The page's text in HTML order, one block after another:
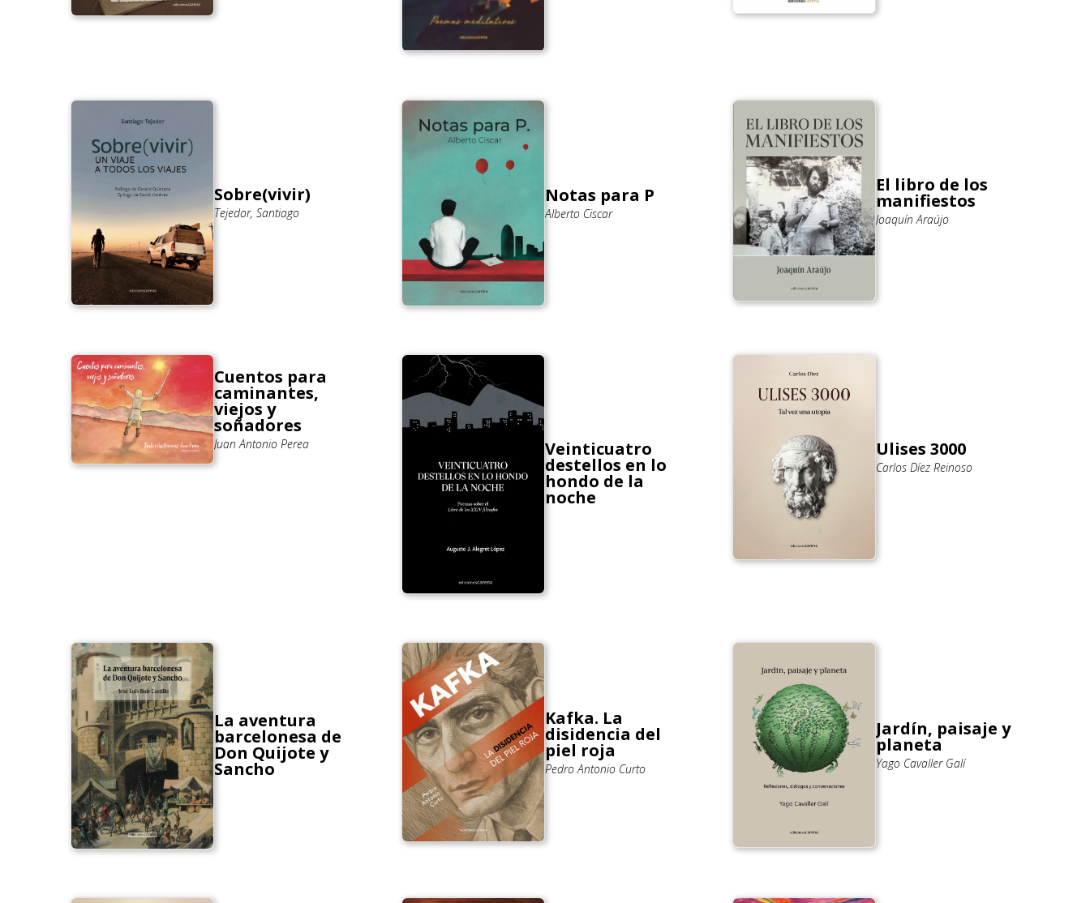
Sobre(vivir)
Tejedor, Santiago
Notas para P
Alberto Ciscar
El libro de los
manifiestos
Joaquín Araújo
Cuentos para
caminantes,
viejos y
soñadores
Juan Antonio Perea Veinticuatro
destellos en lo
hondo de la
noche
Ulises 3000
Carlos Díez Reinoso
La aventura
barcelonesa de
Don Quijote y
Sancho
Kafka. La
disidencia del
piel roja
Pedro Antonio Curto
Jardín, paisaje y
planeta
Yago Cavaller Galí